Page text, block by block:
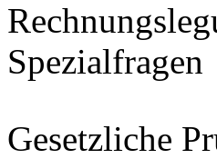
Spezialfragen
Gesetzliche